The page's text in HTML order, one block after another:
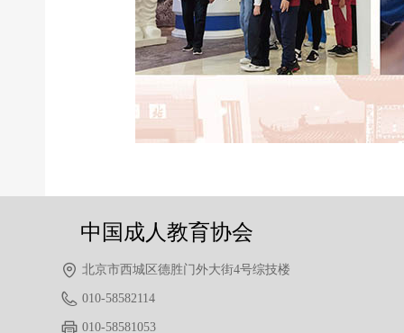
无
北京市西城区德胜门外大街4号综技楼
010-58582114
010-58581053
中国成人教育协会